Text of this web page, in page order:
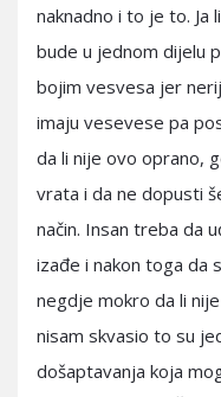
naknadno i to je to. Ja
bude u jednom dijelu
bojim vesvesa jer
imaju vesevese pa
da li nije ovo oprano,
vrata i da ne dopusti
način. Insan treba da
izađe i nakon toga da
negdje mokro da li
nisam skvasio to su
došaptavanja koja